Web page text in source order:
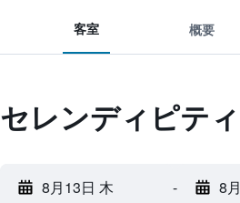
客室 概要
セレンディピテ
8月13日 木 - 8